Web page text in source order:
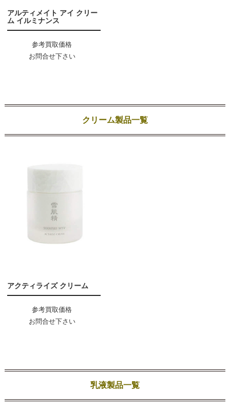
アルティメイト アイ クリー
ム イルミナンス
参考買取価格
お問合せ下さい
クリーム製品一覧
アクティライズ クリーム
参考買取価格
お問合せ下さい
乳液製品一覧